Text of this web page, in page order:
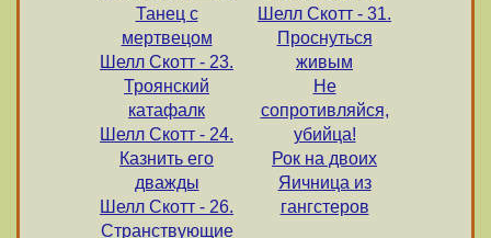
Танец с
мертвецом
Шелл Скотт - 23.
Троянский
катафалк
Шелл Скотт - 24.
Казнить его
дважды
Шелл Скотт - 26.
Странствующие
Шелл Скотт - 31.
Проснуться
живым
Не
сопротивляйся,
убийца!
Рок на двоих
Яичница из
гангстеров